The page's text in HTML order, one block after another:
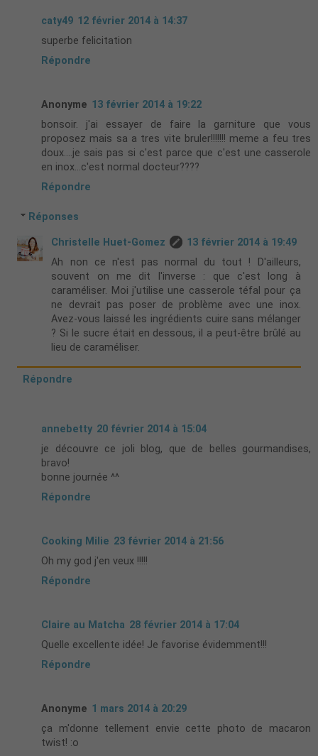
caty49 12 février 2014 à 14:37
superbe felicitation
Répondre
Anonyme 13 février 2014 à 19:22
bonsoir. j'ai essayer de faire la garniture que vous
proposez mais sa a tres vite bruler!!!!!!! meme a feu tres
doux....je sais pas si c'est parce que c'est une casserole
en inox...c'est normal docteur????
Répondre
Réponses
Christelle Huet-Gomez
13 février 2014 à 19:49
Ah non ce n'est pas normal du tout ! D'ailleurs,
souvent on me dit l'inverse : que c'est long à
caraméliser. Moi j'utilise une casserole téfal pour ça
ne devrait pas poser de problème avec une inox.
Avez-vous laissé les ingrédients cuire sans mélanger
? Si le sucre était en dessous, il a peut-être brûlé au
lieu de caraméliser.
Répondre
annebetty 20 février 2014 à 15:04
je découvre ce joli blog, que de belles gourmandises,
bravo!
bonne journée ^^
Répondre
Cooking Milie 23 février 2014 à 21:56
Oh my god j'en veux !!!!!
Répondre
Claire au Matcha 28 février 2014 à 17:04
Quelle excellente idée! Je favorise évidemment!!!
Répondre
Anonyme 1 mars 2014 à 20:29
ça m'donne tellement envie cette photo de macaron
twist! :o